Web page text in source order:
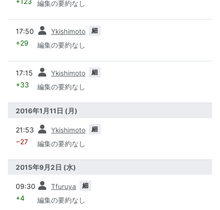
編集の要約なし
17:50 Ykishimoto 細
+29 編集の要約なし
17:15 Ykishimoto 細
+33 編集の要約なし
2016年1月11日 (月)
21:53 Ykishimoto 細
−27 編集の要約なし
2015年9月2日 (水)
09:30 Tfuruya 細
+4 編集の要約なし